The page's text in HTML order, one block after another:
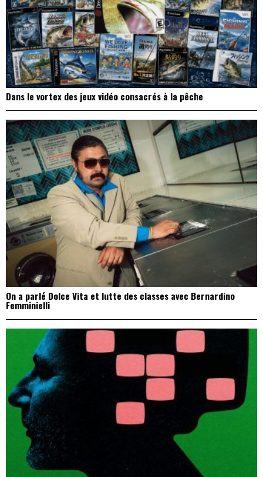
Dans le vortex des jeux vidéo consacrés à la pêche
On a parlé Dolce Vita et lutte des classes avec Bernardino
Femminielli